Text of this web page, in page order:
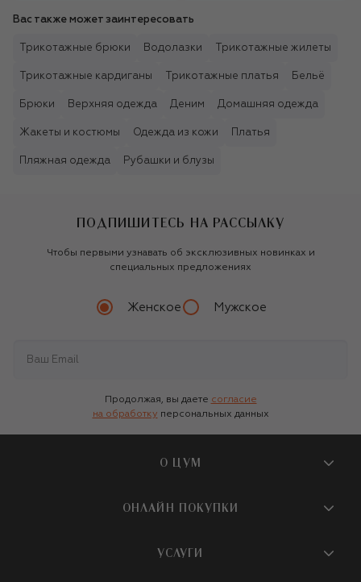
Вас также может заинтересовать
Трикотажные брюки Водолазки Трикотажные жилеты
Трикотажные кардиганы Трикотажные платья Бельё
Брюки Верхняя одежда Деним Домашняя одежда
Жакеты и костюмы Одежда из кожи Платья
Пляжная одежда Рубашки и блузы
ПОДПИШИТЕСЬ НА РАССЫЛКУ
Чтобы первыми узнавать об эксклюзивных новинках и
специальных предложениях
Женское Мужское
Продолжая, вы даете согласие
на обработку персональных данных
О ЦУМ
О магазине
Бутики и ПВЗ ЦУМ
ОНЛАЙН ПОКУПКИ
УСЛУГИ